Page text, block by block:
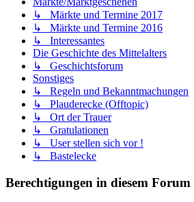
↳ Märkte und Termine 2017
↳ Märkte und Termine 2016
↳ Interessantes
Die Geschichte des Mittelalters
↳ Geschichtsforum
Sonstiges
↳ Regeln und Bekanntmachungen
↳ Plauderecke (Offtopic)
↳ Ort der Trauer
↳ Gratulationen
↳ User stellen sich vor !
↳ Bastelecke
Berechtigungen in diesem Forum